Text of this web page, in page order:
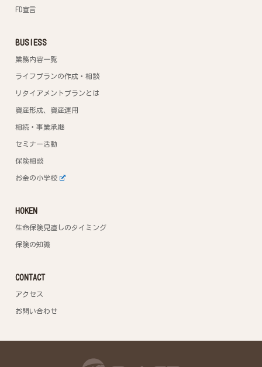
FD宣言
BUSIESS
業務内容一覧
ライフプランの作成・相談
リタイアメントプランとは
資産形成、資産運用
相続・事業承継
セミナー活動
保険相談
お金の小学校
HOKEN
生命保険見直しのタイミング
保険の知識
CONTACT
アクセス
お問い合わせ